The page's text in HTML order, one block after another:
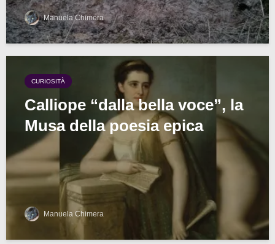
Manuela Chimera
CURIOSITÀ
Calliope “dalla bella voce”, la
Musa della poesia epica
Manuela Chimera